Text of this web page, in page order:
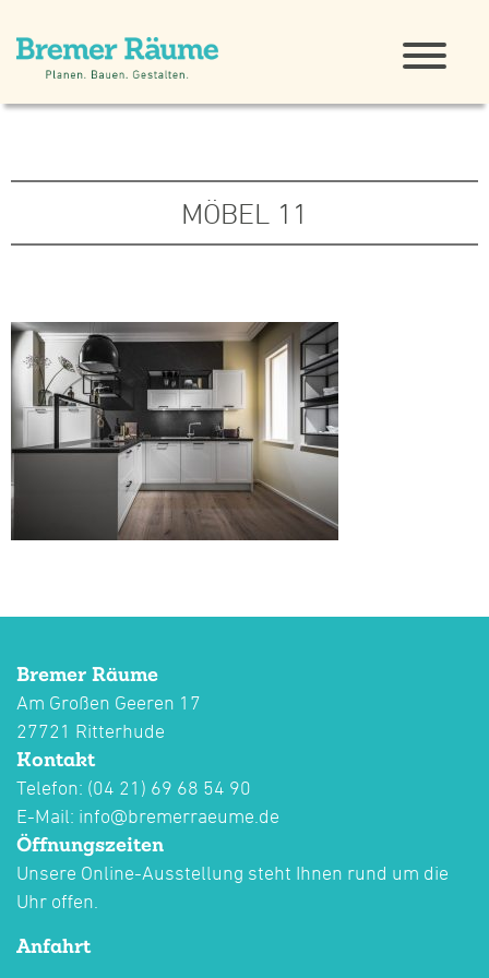
MÖBEL 11
Bremer Räume
Am Großen Geeren 17
27721 Ritterhude
Kontakt
Telefon: (04 21) 69 68 54 90
E-Mail: info@bremerraeume.de
Öffnungszeiten
Unsere Online-Ausstellung steht Ihnen rund um die
Uhr offen.
Anfahrt